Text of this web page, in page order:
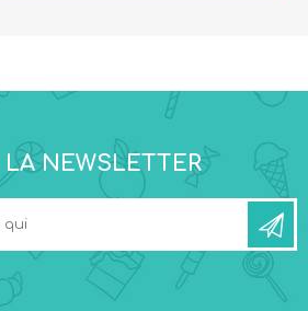
LA NEWSLETTER